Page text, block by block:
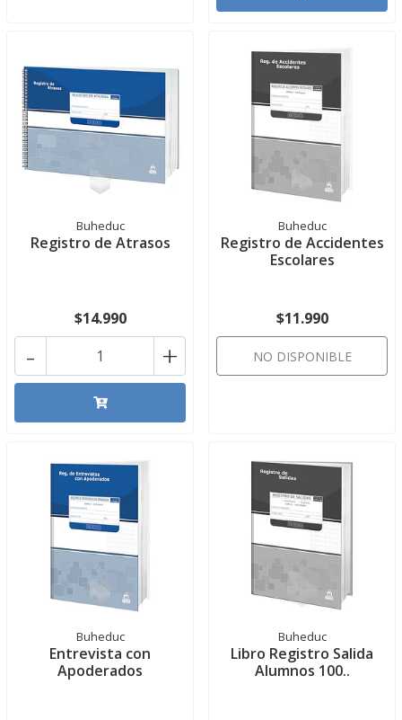
Buheduc
Registro de Atrasos
$14.990
+
-
Buheduc
Registro de Accidentes
Escolares
$11.990
NO DISPONIBLE
Buheduc
Entrevista con
Apoderados
Buheduc
Libro Registro Salida
Alumnos 100..